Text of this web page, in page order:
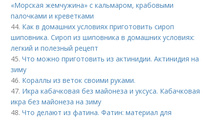
«Морская жемчужина» с кальмаром, крабовыми
палочками и креветками
44. Как в домашних условиях приготовить сироп
шиповника. Сироп из шиповника в домашних условиях:
легкий и полезный рецепт
45.Что можно приготовить из актинидии. Актинидия на
зиму
46. Кораллы из веток своими руками.
47. Икра кабачковая без майонеза и уксуса. Кабачковая
икра без майонеза на зиму
48.Что делают из фатина. Фатин: материал для